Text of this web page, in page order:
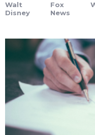
Walt
Disney
Fox
News